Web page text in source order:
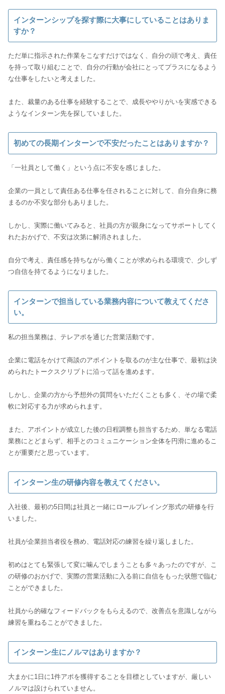
インターンシップを探す際に大事にしていることはありま
すか？
ただ単に指示された作業をこなすだけではなく、自分の頭で考え、責任
を持って取り組むことで、自分の行動が会社にとってプラスになるよう
な仕事をしたいと考えました。
また、裁量のある仕事を経験することで、成長ややりがいを実感できる
ようなインターン先を探していました。
初めての長期インターンで不安だったことはありますか？
「一社員として働く」という点に不安を感じました。
企業の一員として責任ある仕事を任されることに対して、自分自身に務
まるのか不安な部分もありました。
しかし、実際に働いてみると、社員の方が親身になってサポートしてく
れたおかげで、不安は次第に解消されました。
自分で考え、責任感を持ちながら働くことが求められる環境で、少しず
つ自信を持てるようになりました。
インターンで担当している業務内容について教えてくださ
い。
私の担当業務は、テレアポを通じた営業活動です。
企業に電話をかけて商談のアポイントを取るのが主な仕事で、最初は決
められたトークスクリプトに沿って話を進めます。
しかし、企業の方から予想外の質問をいただくことも多く、その場で柔
軟に対応する力が求められます。
また、アポイントが成立した後の日程調整も担当するため、単なる電話
業務にとどまらず、相手とのコミュニケーション全体を円滑に進めるこ
とが重要だと思っています。
インターン生の研修内容を教えてください。
入社後、最初の5日間は社員と一緒にロールプレイング形式の研修を行
いました。
社員が企業担当者役を務め、電話対応の練習を繰り返しました。
初めはとても緊張して変に噛んでしまうことも多々あったのですが、こ
の研修のおかげで、実際の営業活動に入る前に自信をもった状態で臨む
ことができました。
社員から的確なフィードバックをもらえるので、改善点を意識しながら
練習を重ねることができました。
インターン生にノルマはありますか？
大まかに1日に1件アポを獲得することを目標としていますが、厳しい
ノルマは設けられていません。